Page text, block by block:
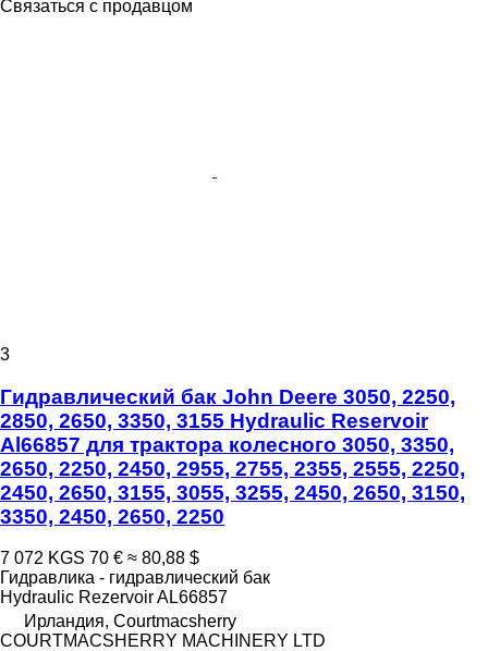
Связаться с продавцом
3
Гидравлический бак John Deere 3050, 2250,
2850, 2650, 3350, 3155 Hydraulic Reservoir
Al66857 для трактора колесного 3050, 3350,
2650, 2250, 2450, 2955, 2755, 2355, 2555, 2250,
2450, 2650, 3155, 3055, 3255, 2450, 2650, 3150,
3350, 2450, 2650, 2250
7 072 KGS 70 € ≈ 80,88 $
Гидравлика - гидравлический бак
Hydraulic Rezervoir AL66857
Ирландия, Courtmacsherry
COURTMACSHERRY MACHINERY LTD